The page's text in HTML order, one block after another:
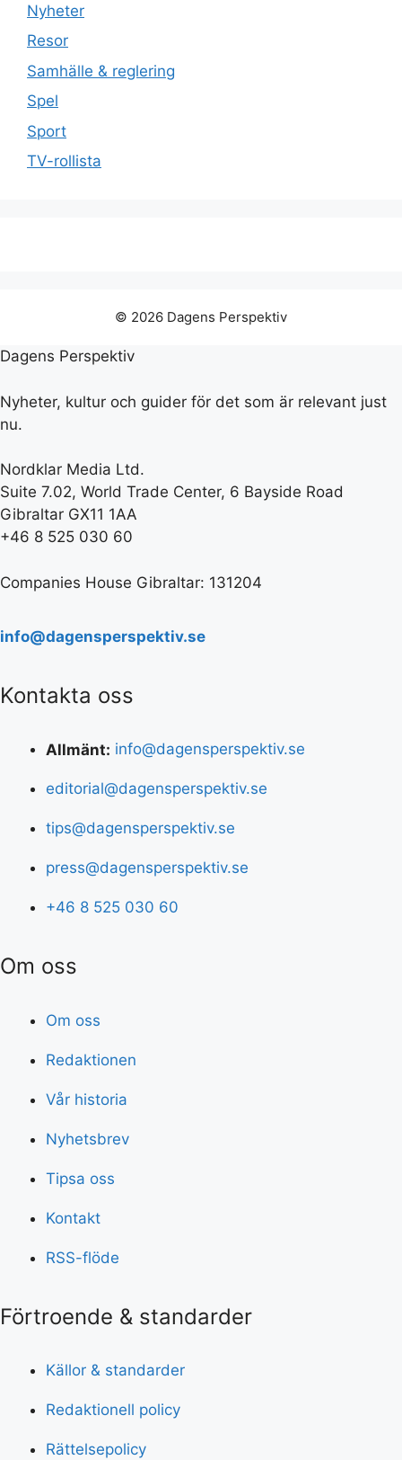
Nyheter
Resor
Samhälle & reglering
Spel
Sport
TV-rollista
© 2026 Dagens Perspektiv
Dagens Perspektiv
Nyheter, kultur och guider för det som är relevant just
nu.
Nordklar Media Ltd.
Suite 7.02, World Trade Center, 6 Bayside Road
Gibraltar GX11 1AA
+46 8 525 030 60
Companies House Gibraltar: 131204
info@dagensperspektiv.se
Kontakta oss
Allmänt: info@dagensperspektiv.se
editorial@dagensperspektiv.se
tips@dagensperspektiv.se
press@dagensperspektiv.se
+46 8 525 030 60
Om oss
Om oss
Redaktionen
Vår historia
Nyhetsbrev
Tipsa oss
Kontakt
RSS-flöde
Förtroende & standarder
Källor & standarder
Redaktionell policy
Rättelsepolicy